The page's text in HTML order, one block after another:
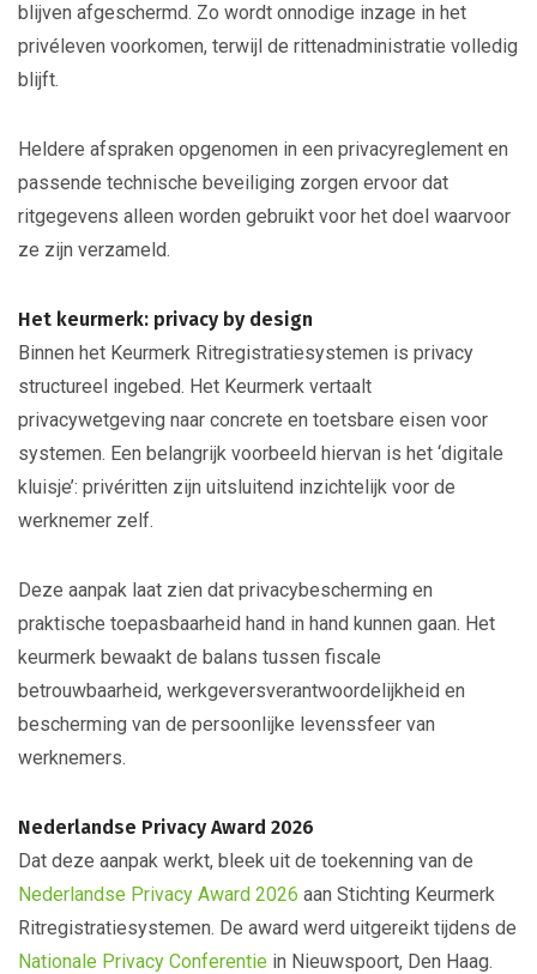
blijven afgeschermd. Zo wordt onnodige inzage in het
privéleven voorkomen, terwijl de rittenadministratie volledig
blijft.
Heldere afspraken opgenomen in een privacyreglement en
passende technische beveiliging zorgen ervoor dat
ritgegevens alleen worden gebruikt voor het doel waarvoor
ze zijn verzameld.
Het keurmerk: privacy by design
Binnen het Keurmerk Ritregistratiesystemen is privacy
structureel ingebed. Het Keurmerk vertaalt
privacywetgeving naar concrete en toetsbare eisen voor
systemen. Een belangrijk voorbeeld hiervan is het ‘digitale
kluisje’: privéritten zijn uitsluitend inzichtelijk voor de
werknemer zelf.
Deze aanpak laat zien dat privacybescherming en
praktische toepasbaarheid hand in hand kunnen gaan. Het
keurmerk bewaakt de balans tussen fiscale
betrouwbaarheid, werkgeversverantwoordelijkheid en
bescherming van de persoonlijke levenssfeer van
werknemers.
Nederlandse Privacy Award 2026
Dat deze aanpak werkt, bleek uit de toekenning van de
Nederlandse Privacy Award 2026 aan Stichting Keurmerk
Ritregistratiesystemen. De award werd uitgereikt tijdens de
Nationale Privacy Conferentie in Nieuwspoort, Den Haag.